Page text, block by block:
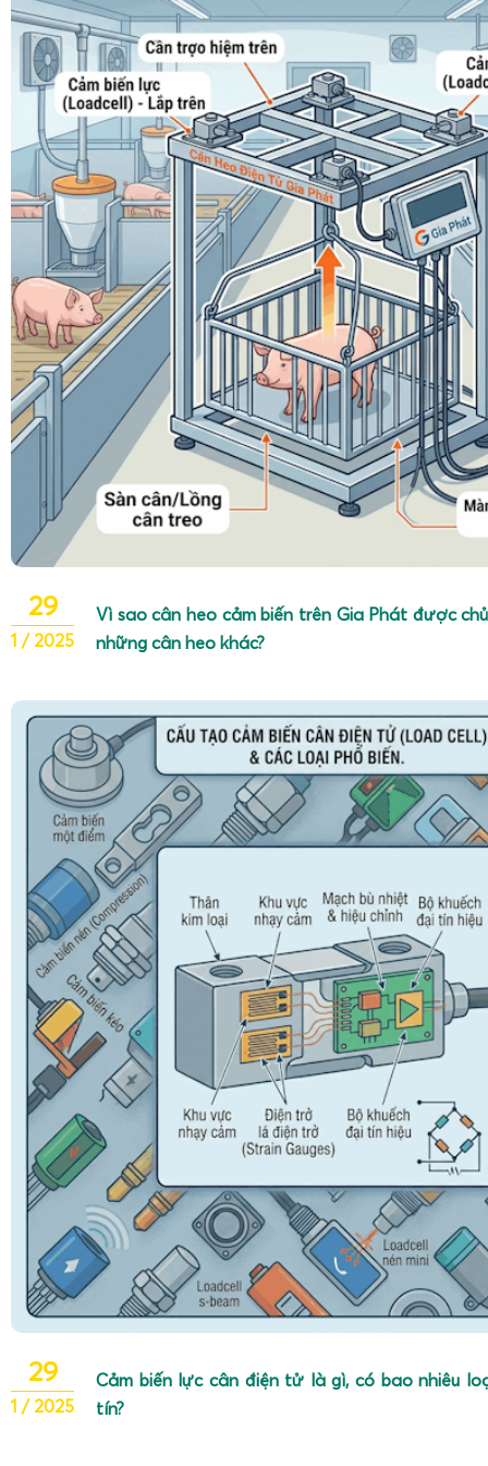
29
1 / 2025
Vì sao cân heo cảm biến trên Gia Phát được
những cân heo khác?
29
1 / 2025
Cảm biến lực cân điện tử là gì, có bao nhiêu
tín?